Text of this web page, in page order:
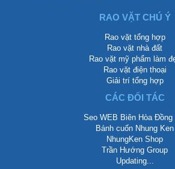
RAO VẶT CHÚ Ý
Rao vặt tổng hợp
Rao vặt nhà đất
Rao vặt mỹ phẩm làm
Rao vặt điện thoại
Giải trí tổng hợp
CÁC ĐỐI TÁC
Seo WEB Biên Hòa Đồng
Bánh cuốn Nhung Ken
NhungKen Shop
Trần Hướng Group
Updating...